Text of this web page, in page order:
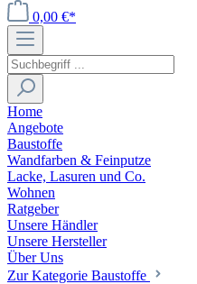
0,00 €*
Home
Angebote
Baustoffe
Wandfarben & Feinputze
Lacke, Lasuren und Co.
Wohnen
Ratgeber
Unsere Händler
Unsere Hersteller
Über Uns
Zur Kategorie Baustoffe